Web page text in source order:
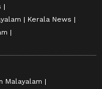
Kerala News
Malayalam